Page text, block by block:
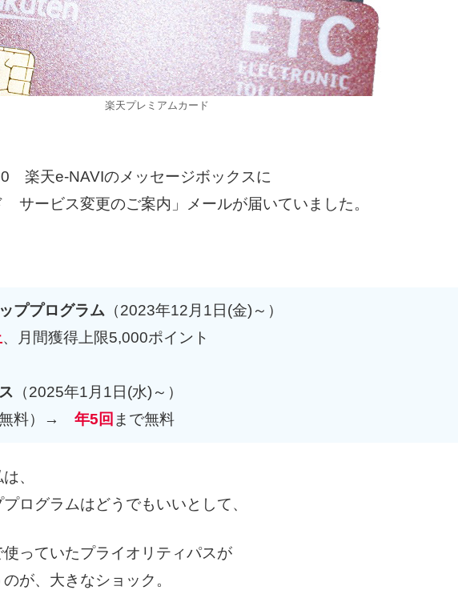
楽天プレミアムカード
楽天e-NAVIのメッセージボックスに
サービス変更のご案内」メールが届いていました。
ププログラム （2023年12月1日(金)～）
、月間獲得上限5,000ポイント
（2025年1月1日(水)～）
料）→ 年5回 まで無料
、
ログラムはどうでもいいとして、
っていたプライオリティパスが
が、大きなショック。